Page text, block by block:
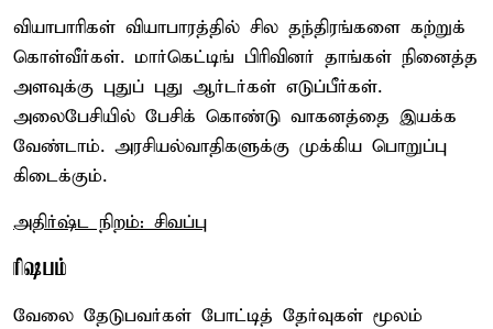
வியாபாரிகள் வியாபாரத்தில் சில தந்திரங்களை கற்றுக்
கொள்வீர்கள். மார்கெட்டிங் பிரிவினர் தாங்கள் நினைத்த
அளவுக்கு புதுப் புது ஆர்டர்கள் எடுப்பீர்கள்.
அலைபேசியில் பேசிக் கொண்டு வாகனத்தை இயக்க
வேண்டாம். அரசியல்வாதிகளுக்கு முக்கிய பொறுப்பு
கிடைக்கும்.
அதிர்ஷ்ட நிறம்: சிவப்பு
ரிஷபம்
வேலை தேடுபவர்கள் போட்டித் தேர்வுகள் மூலம்